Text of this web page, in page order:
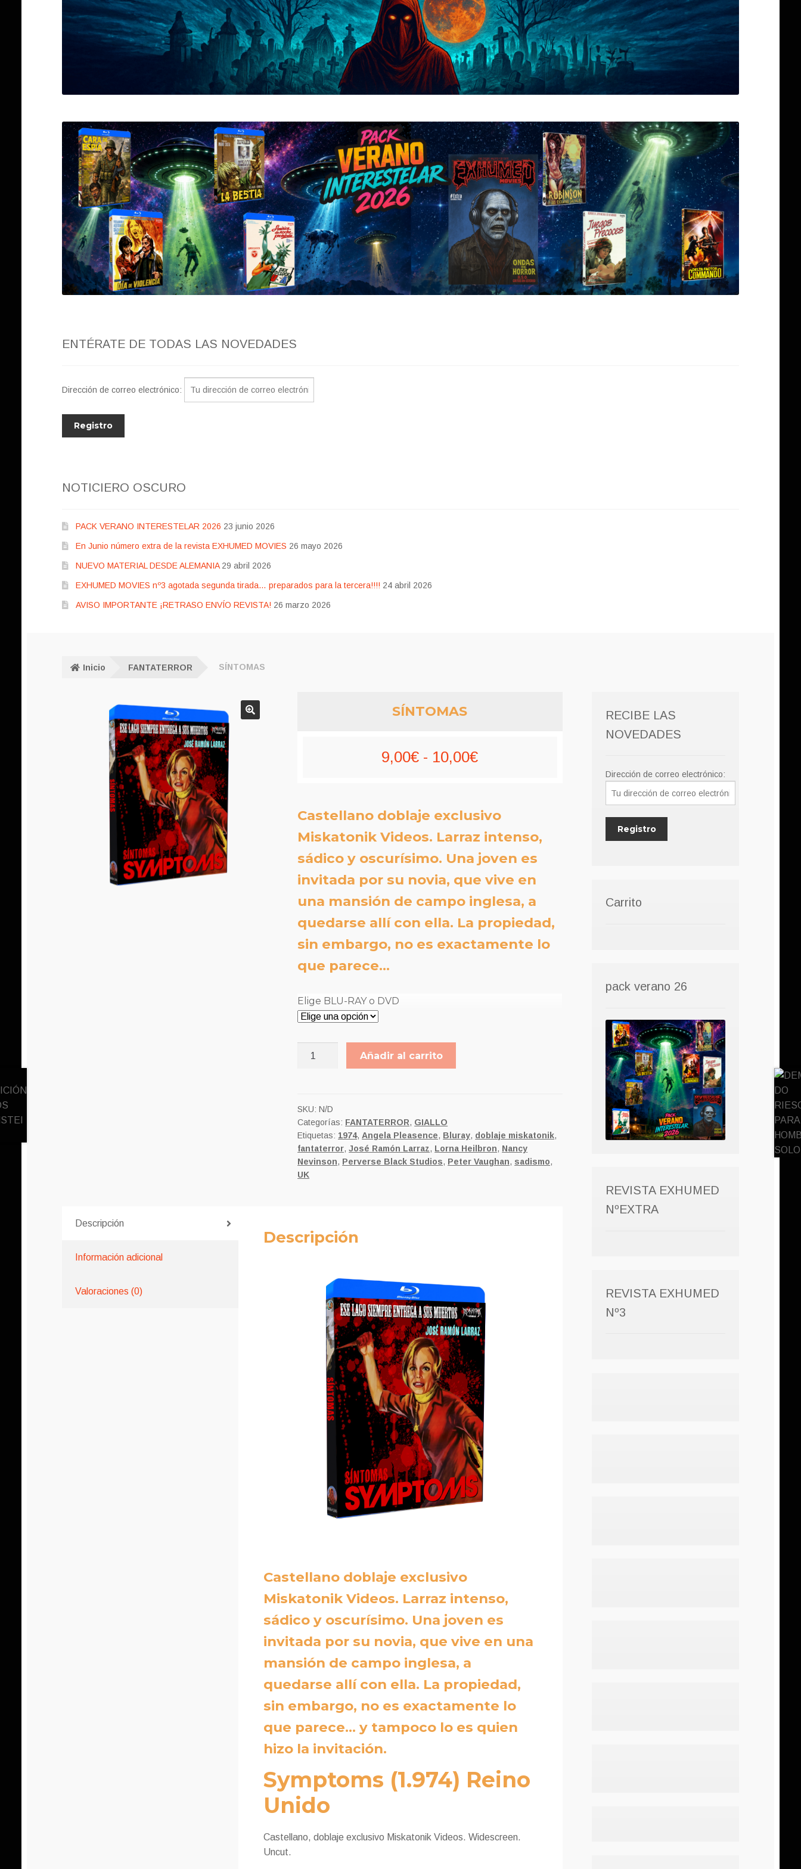
ENTÉRATE DE TODAS LAS NOVEDADES
Dirección de correo electrónico:
NOTICIERO OSCURO
PACK VERANO INTERESTELAR 2026 23 junio 2026
En Junio número extra de la revista EXHUMED MOVIES 26 mayo 2026
NUEVO MATERIAL DESDE ALEMANIA 29 abril 2026
EXHUMED MOVIES nº3 agotada segunda tirada… preparados para la tercera!!!! 24 abril 2026
AVISO IMPORTANTE ¡RETRASO ENVÍO REVISTA! 26 marzo 2026
Inicio FANTATERROR SÍNTOMAS
SÍNTOMAS
9,00€ - 10,00€Rango
desde
9,00€
hasta
10,00€
Castellano doblaje exclusivo
Miskatonik Videos. Larraz intenso,
sádico y oscurísimo. Una joven es
invitada por su novia, que vive en
una mansión de campo inglesa, a
quedarse allí con ella. La propiedad,
sin embargo, no es exactamente lo
que parece…
Elige BLU-RAY o DVD
Añadir al carrito
SKU:N/D
Categorías: FANTATERROR, GIALLO
Etiquetas: 1974,Angela Pleasence, Bluray, doblaje miskatonik,
fantaterror,José Ramón Larraz, Lorna Heilbron, Nancy
Nevinson, Perverse Black Studios, Peter Vaughan, sadismo,
UK
Descripción
Información adicional
Valoraciones (0)
Descripción
Castellano doblaje exclusivo
Miskatonik Videos. Larraz intenso,
sádico y oscurísimo. Una joven es
invitada por su novia, que vive en una
mansión de campo inglesa, a
quedarse allí con ella. La propiedad,
sin embargo, no es exactamente lo
que parece… y tampoco lo es quien
hizo la invitación.
Symptoms (1.974) Reino
Unido
Castellano, doblaje exclusivo Miskatonik Videos. Widescreen.
Uncut.
RECIBE LAS
NOVEDADES
Dirección de correo electrónico:
Carrito
pack verano 26
REVISTA EXHUMED
NºEXTRA
REVISTA EXHUMED
Nº3